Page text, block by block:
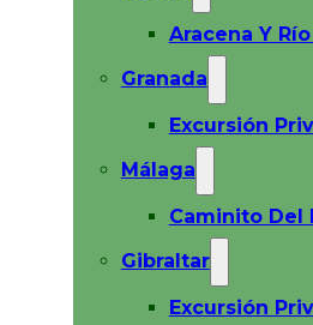
Aracena Y
Granada
Excursión
Málaga
Caminito Del
Gibraltar
Excursión